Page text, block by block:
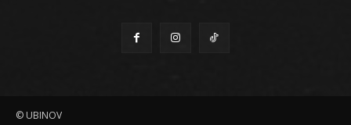
© UBINOV